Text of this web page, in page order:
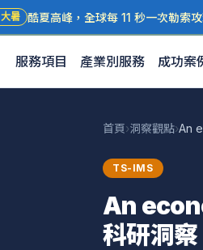
大暑 酷夏高峰，全球每 11 秒一次勒索
服務項目 產業別服務 成功案
首頁›洞察觀點›
TS-IMS
An
科研洞察